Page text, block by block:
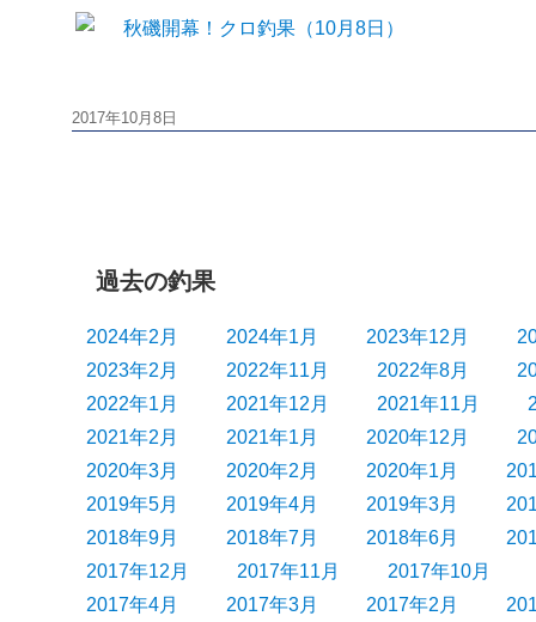
投
2017年10月8日
過去の釣果
2024年2月 2024年1月 2023年12月
2023年2月
2022年11月 2022年8月
2022年1月
2021年12月 2021年11月
2021年2月
2021年1月 2020年12月
2020年3月
2020年2月 2020年1月
2019年5月
2019年4月 2019年3月
2018年9月
2018年7月 2018年6月
2017年12月
2017年11月
2017年10月
2017年4月
2017年3月 2017年2月